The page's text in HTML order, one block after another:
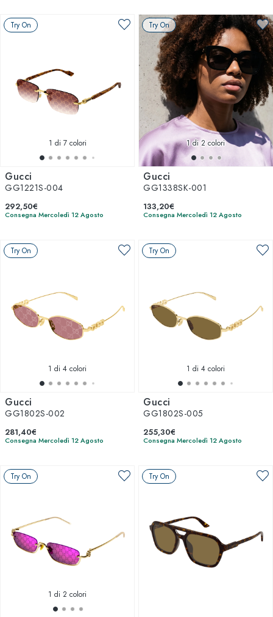
Try On
1 di 7 colori
Gucci
GG1221S-004
292,50€
Consegna Mercoledì 12 Agosto
Try On
1di 2 colori
Gucci
GG1338SK-001
133,20€
Consegna Mercoledì 12 Agosto
Try On
1 di 4 colori
Gucci
GG1802S-002
281,40€
Consegna Mercoledì 12 Agosto
Try On
1 di 4 colori
Gucci
GG1802S-005
255,30€
Consegna Mercoledì 12 Agosto
Try On
1 di 2 colori
Try On